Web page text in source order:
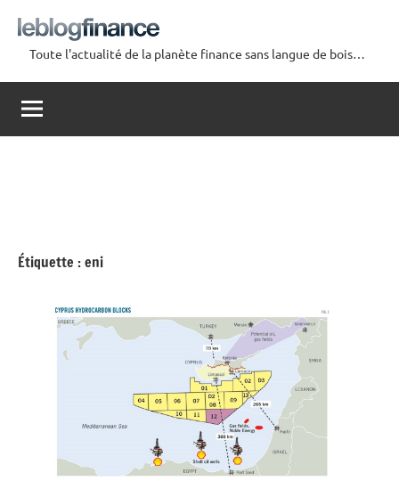
contenu
Le
Blog
Finance
Toute l'actualité de la planète finance sans langue de bois…
Étiquette :eni